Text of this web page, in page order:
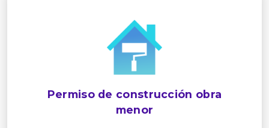
Permiso de construcción obra
menor